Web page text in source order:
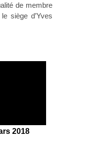
de membre
siège d’Yves
2018